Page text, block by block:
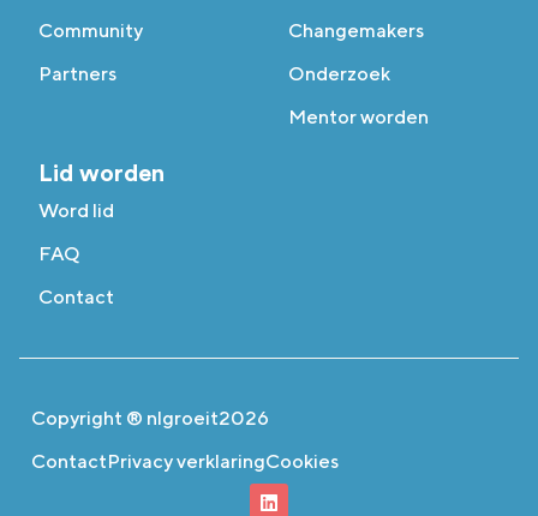
Community
Partners
Changemakers
Onderzoek
Mentor worden
Lid worden
Word lid
FAQ
Contact
Copyright ® nlgroeit2026
ContactPrivacy verklaringCookies